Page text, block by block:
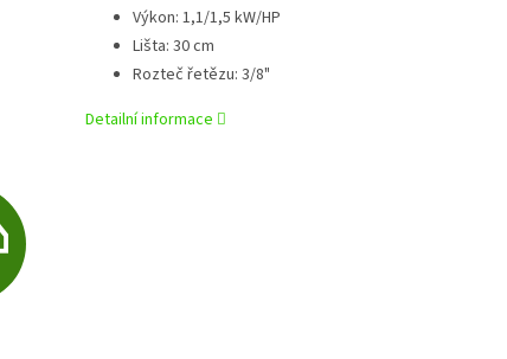
Z
D
Výkon: 1,1/1,5 kW/HP
Lišta: 30 cm
Rozteč řetězu: 3/8"
Detailní informace